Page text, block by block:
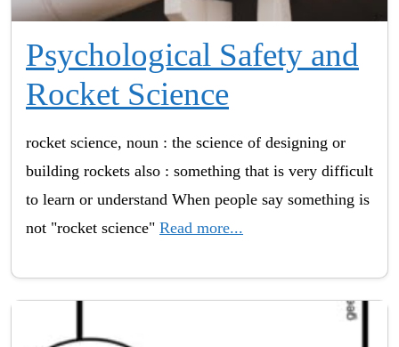
Psychological Safety and
Rocket Science
rocket science, noun : the science of designing or
building rockets also : something that is very difficult
to learn or understand When people say something is
not "rocket science" Read more...